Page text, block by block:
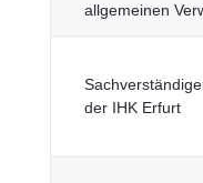
allgemeinen
der IHK Erfurt